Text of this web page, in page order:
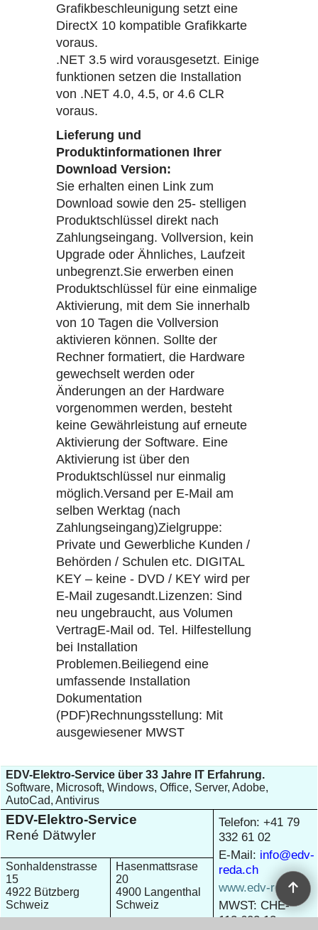
Grafikbeschleunigung setzt eine
DirectX 10 kompatible Grafikkarte
voraus.
.NET 3.5 wird vorausgesetzt. Einige
funktionen setzen die Installation
von .NET 4.0, 4.5, or 4.6 CLR
voraus.
Lieferung und
Produktinformationen Ihrer
Download Version:
Sie erhalten einen Link zum
Download sowie den 25- stelligen
Produktschlüssel direkt nach
Zahlungseingang. Vollversion, kein
Upgrade oder Ähnliches, Laufzeit
unbegrenzt.Sie erwerben einen
Produktschlüssel für eine einmalige
Aktivierung, mit dem Sie innerhalb
von 10 Tagen die Vollversion
aktivieren können. Sollte der
Rechner formatiert, die Hardware
gewechselt werden oder
Änderungen an der Hardware
vorgenommen werden, besteht
keine Gewährleistung auf erneute
Aktivierung der Software. Eine
Aktivierung ist über den
Produktschlüssel nur einmalig
möglich.Versand per E-Mail am
selben Werktag (nach
Zahlungseingang)Zielgruppe:
Private und Gewerbliche Kunden /
Behörden / Schulen etc. DIGITAL
KEY – keine - DVD / KEY wird per
E-Mail zugesandt.Lizenzen: Sind
neu ungebraucht, aus Volumen
VertragE-Mail od. Tel. Hilfestellung
bei Installation
Problemen.Beiliegend eine
umfassende Installation
Dokumentation
(PDF)Rechnungsstellung: Mit
ausgewiesener MWST
EDV-Elektro-Service über 33 Jahre IT Erfahrung.
Software, Microsoft, Windows, Office, Server, Adobe,
AutoCad, Antivirus
EDV-Elektro-Service
René Dätwyler
Telefon: +41 79
332 61 02
E-Mail: info@edv-
reda.ch
www.edv-reda.ch
MWST: CHE-
113.602.13
Sonhaldenstrasse
15
4922 Bützberg
Schweiz
Hasenmattsrase
20
4900 Langenthal
Schweiz